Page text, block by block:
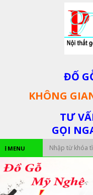
ĐỐ
KHÔNG
TƯ
GỌI
MENU